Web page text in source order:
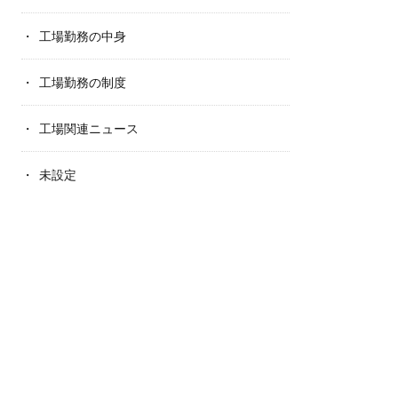
工場勤務の中身
工場勤務の制度
工場関連ニュース
未設定